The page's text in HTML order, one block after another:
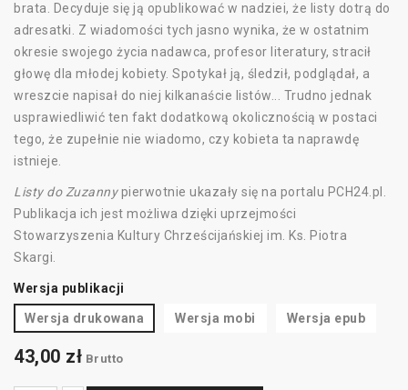
brata. Decyduje się ją opublikować w nadziei, że listy dotrą do
adresatki. Z wiadomości tych jasno wynika, że w ostatnim
okresie swojego życia nadawca, profesor literatury, stracił
głowę dla młodej kobiety. Spotykał ją, śledził, podglądał, a
wreszcie napisał do niej kilkanaście listów... Trudno jednak
usprawiedliwić ten fakt dodatkową okolicznością w postaci
tego, że zupełnie nie wiadomo, czy kobieta ta naprawdę
istnieje.
Listy do Zuzannypierwotnie ukazały się na portalu PCH24.pl.
Publikacja ich jest możliwa dzięki uprzejmości
Stowarzyszenia Kultury Chrześcijańskiej im. Ks. Piotra
Skargi.
Wersja publikacji
Wersja drukowana Wersja mobi Wersja epub
43,00 zł Brutto